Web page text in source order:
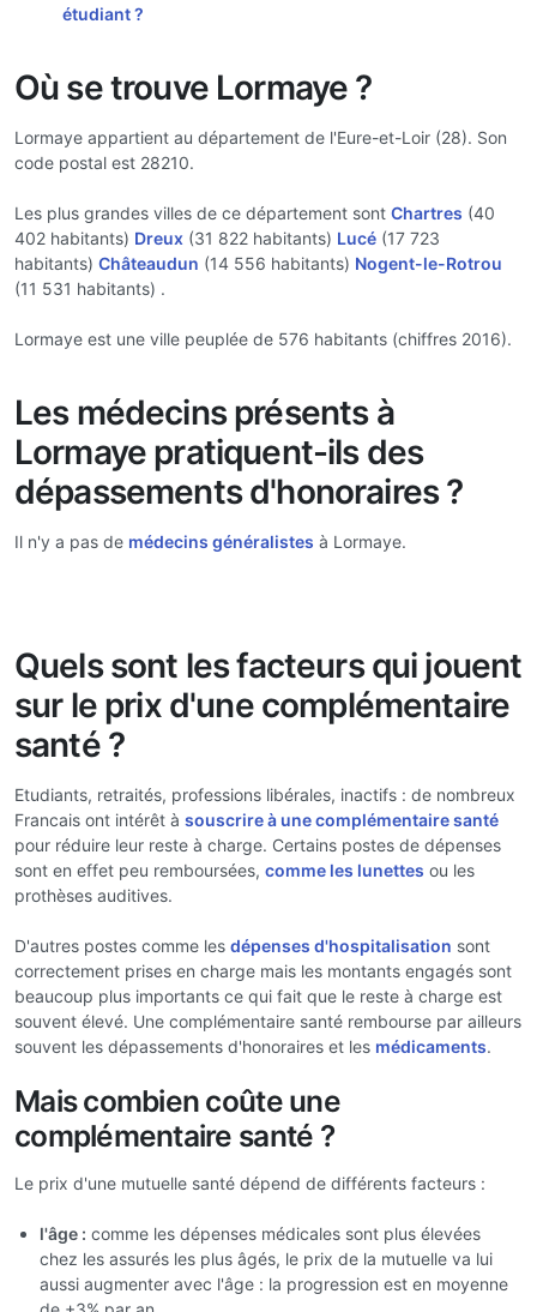
étudiant ?
Où se trouve Lormaye ?
Lormaye appartient au département de l'Eure-et-Loir (28). Son
code postal est 28210.
Les plus grandes villes de ce département sont Chartres (40
402 habitants) Dreux (31 822 habitants) Lucé (17 723
habitants) Châteaudun (14 556 habitants) Nogent-le-Rotrou
(11 531 habitants) .
Lormaye est une ville peuplée de 576 habitants (chiffres 2016).
Les médecins présents à
Lormaye pratiquent-ils des
dépassements d'honoraires ?
Il n'y a pas de médecins généralistes à Lormaye.
Quels sont les facteurs qui jouent
sur le prix d'une complémentaire
santé ?
Etudiants, retraités, professions libérales, inactifs : de nombreux
Francais ont intérêt à souscrire à une complémentaire santé
pour réduire leur reste à charge. Certains postes de dépenses
sont en effet peu remboursées, comme les lunettes ou les
prothèses auditives.
D'autres postes comme les dépenses d'hospitalisation sont
correctement prises en charge mais les montants engagés sont
beaucoup plus importants ce qui fait que le reste à charge est
souvent élevé. Une complémentaire santé rembourse par ailleurs
souvent les dépassements d'honoraires et les médicaments.
Mais combien coûte une
complémentaire santé ?
Le prix d'une mutuelle santé dépend de différents facteurs :
l'âge : comme les dépenses médicales sont plus élevées
chez les assurés les plus âgés, le prix de la mutuelle va lui
aussi augmenter avec l'âge : la progression est en moyenne